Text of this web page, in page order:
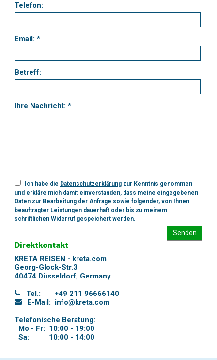
Telefon:
Email: *
Betreff:
Ihre Nachricht: *
Ich habe die Datenschutzerklärung zur Kenntnis genommen
und erkläre mich damit einverstanden, dass meine eingegebenen
Daten zur Bearbeitung der Anfrage sowie folgender, von Ihnen
beauftragter Leistungen dauerhaft oder bis zu meinem
schriftlichen Widerruf gespeichert werden.
Senden
Direktkontakt
KRETA REISEN - kreta.com
Georg-Glock-Str.3
40474 Düsseldorf, Germany
Tel.:
+49 211 96666140
E-Mail: info@kreta.com
Telefonische Beratung:
Mo - Fr: 10:00 - 19:00
Sa:
10:00 - 14:00